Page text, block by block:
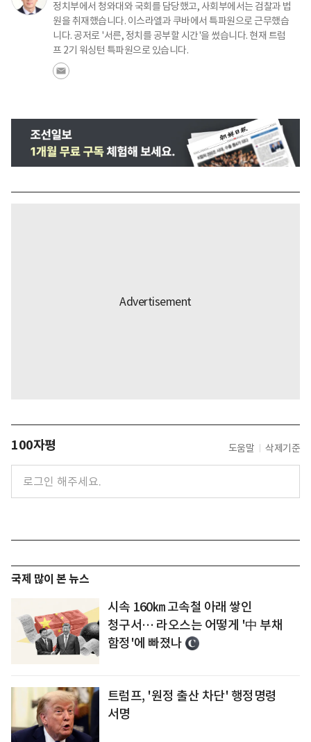
정치부에서 청와대와 국회를 담당했고, 사회부에서는 검찰과 법
원을 취재했습니다. 이스라엘과 쿠바에서 특파원으로 근무했습
니다. 공저로 '서른, 정치를 공부할 시간'을 썼습니다. 현재 트럼
프 2기 워싱턴 특파원으로 있습니다.
100자평 도움말 삭제기준
국제 많이 본 뉴스
시속 160㎞ 고속철 아래 쌓인
청구서… 라오스는 어떻게 '中 부채
함정'에 빠졌나
트럼프, '원정 출산 차단' 행정명령
서명